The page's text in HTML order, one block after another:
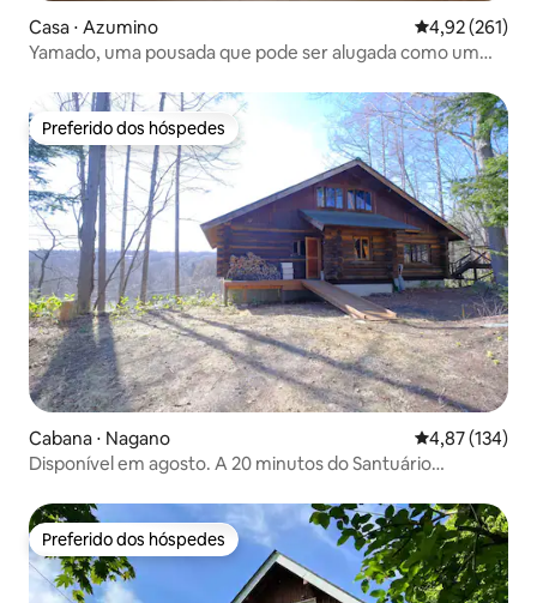
Casa ⋅ Azumino 4,92 de uma
4,92 (261)
Yamado, uma pousada que pode ser alugada como um
Preferido dos hóspedes
Preferido dos hóspedes
Cabana ⋅ Nagano 4,87 de uma
4,87 (134)
Disponível em agosto. A 20 minutos do Santuário
cidade de Nagano, província de Nagano, no Planalto
Iizuna. Guest House Komorebi.
Preferido dos hóspedes
Preferido dos hóspedes